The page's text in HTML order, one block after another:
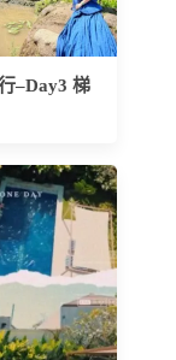
–Day3 梯